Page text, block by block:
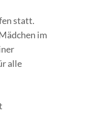
statt.
im
alle